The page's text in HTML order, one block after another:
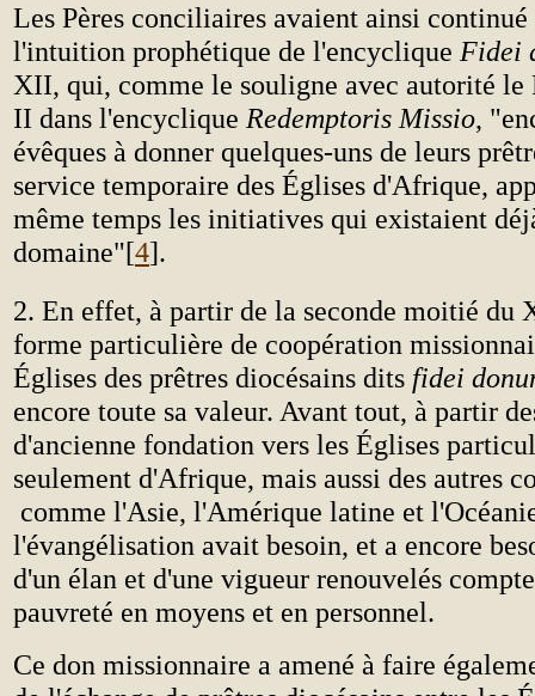
Les Pères conciliaires avaient ainsi
l'intuition prophétique de l'encyclique Fidei
XII, qui, comme le souligne avec autorité le
II dans l'encyclique Redemptoris Missio,
évêques à donner quelques-uns de leurs
service temporaire des Églises d'Afrique,
même temps les initiatives qui existaient
domaine"[4].
2. En effet, à partir de la seconde moitié du
forme particulière de coopération
Églises des prêtres diocésains dits fidei
encore toute sa valeur. Avant tout, à partir
d'ancienne fondation vers les Églises
seulement d'Afrique, mais aussi des autres
comme l'Asie, l'Amérique latine et
l'évangélisation avait besoin, et a encore
d'un élan et d'une vigueur renouvelés
pauvreté en moyens et en personnel.
Ce don missionnaire a amené à faire